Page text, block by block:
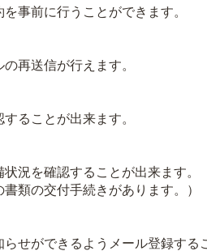
事前に行うことができます。
再送信が行えます。
ることが出来ます。
況を確認することが出来ます。
類の交付手続きがあります。）
せができるようメール登録する